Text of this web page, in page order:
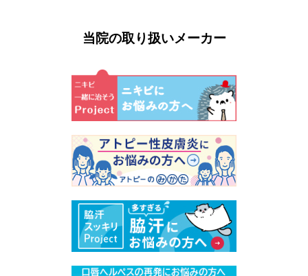
当院の取り扱いメーカー